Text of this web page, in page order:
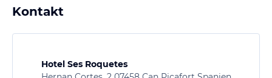
Kontakt
Hotel Ses Roquetes